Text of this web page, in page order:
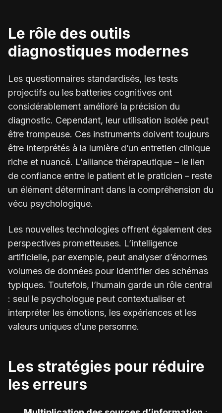
Le rôle des outils
diagnostiques modernes
Les questionnaires standardisés, les tests
projectifs ou les batteries cognitives ont
considérablement amélioré la précision du
diagnostic. Cependant, leur utilisation isolée peut
être trompeuse. Ces instruments doivent toujours
être interprétés à la lumière d’un entretien clinique
riche et nuancé. L’alliance thérapeutique – le lien
de confiance entre le patient et le praticien – reste
un élément déterminant dans la compréhension du
vécu psychologique.
Les nouvelles technologies offrent également des
perspectives prometteuses. L’intelligence
artificielle, par exemple, peut analyser d’énormes
volumes de données pour identifier des schémas
typiques. Toutefois, l’humain garde un rôle central
: seul le psychologue peut contextualiser et
interpréter les émotions, les expériences et les
valeurs uniques d’une personne.
Les stratégies pour réduire
les erreurs